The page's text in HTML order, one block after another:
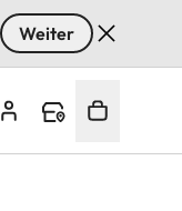
Weiter